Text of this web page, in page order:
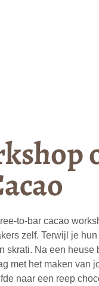
to-bar cacao
zelf. Terwijl je
skrati. Na een
met het maken van
naar een reep